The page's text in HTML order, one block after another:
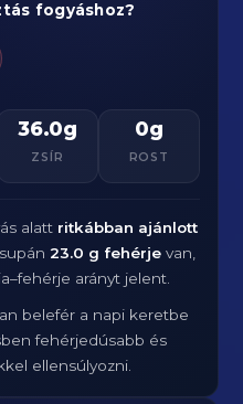
fogyáshoz?
36.0g
ZSÍR
0g
ROST
alatt ritkábban ajánlott
23.0 g fehérje van,
arányt jelent.
belefér a napi keretbe
fehérjedúsabb és
ellensúlyozni.